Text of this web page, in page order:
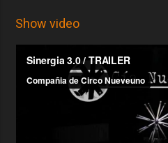
Show video